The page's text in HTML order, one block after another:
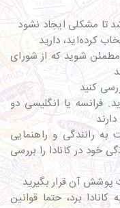
تا مشکلی ایجاد نشود
کرده‌اید، دارید
شوید که از شورای
کنید
فرانسه یا انگلیسی دو
به رانندگی و راهنمایی
خود در کانادا را بررسی
پوشش آن قرار بگیرید
برد، حتما قوانین